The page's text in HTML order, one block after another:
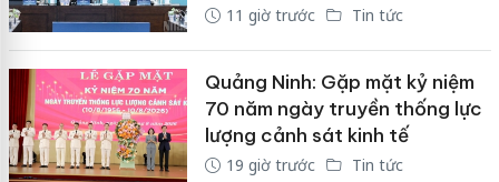
11 giờ trước Tin tức
Quảng Ninh: Gặp mặt kỷ niệm
70 năm ngày truyền thống lực
lượng cảnh sát kinh tế
19 giờ trước Tin tức